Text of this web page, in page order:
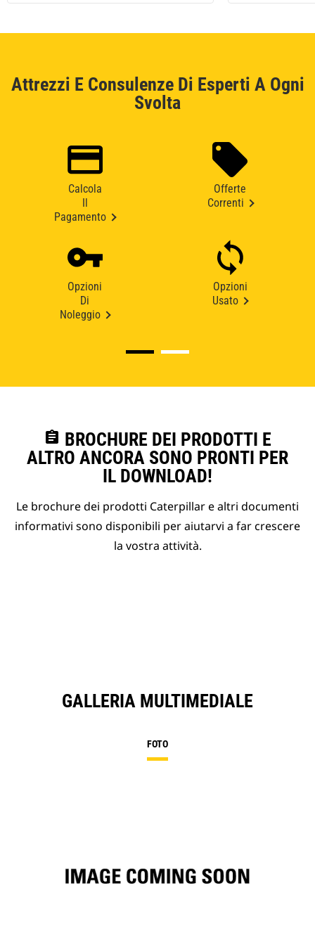
Attrezzi E Consulenze Di Esperti A Ogni
Svolta
Calcola
Pagamento
Offerte
Correnti
Opzioni
Di
Noleggio
Opzioni
Usato
assignment BROCHURE DEI PRODOTTI E
ALTRO ANCORA SONO PRONTI PER
IL DOWNLOAD!
Le brochure dei prodotti Caterpillar e altri documenti
informativi sono disponibili per aiutarvi a far crescere
la vostra attività.
GALLERIA MULTIMEDIALE
FOTO